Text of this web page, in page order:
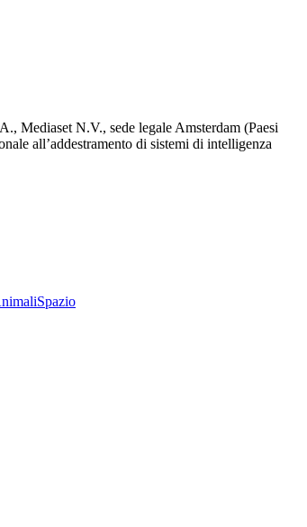
Mediaset N.V., sede legale Amsterdam (Paesi
all’addestramento di sistemi di intelligenza
Spazio